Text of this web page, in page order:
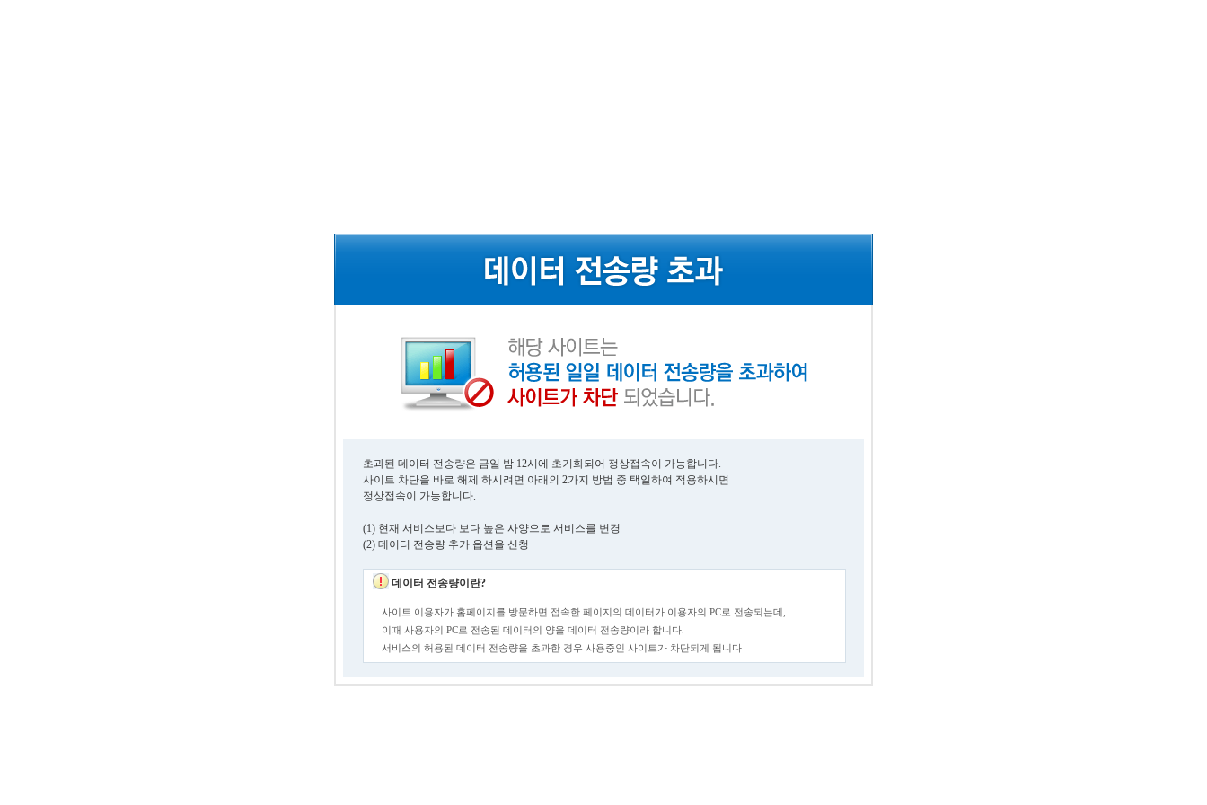
초과된 데이터 전송량은 금일 밤 12시에 초기화되어 정상접속이 가능합니다.
사이트 차단을 바로 해제 하시려면 아래의 2가지 방법 중 택일하여 적용하시면
정상접속이 가능합니다.
(1) 현재 서비스보다 보다 높은 사양으로 서비스를 변경
(2) 데이터 전송량 추가 옵션을 신청
데이터 전송량이란?
사이트 이용자가 홈페이지를 방문하면 접속한 페이지의 데이터가 이용자의 PC로 전송되는데,
이때 사용자의 PC로 전송된 데이터의 양을 데이터 전송량이라 합니다.
서비스의 허용된 데이터 전송량을 초과한 경우 사용중인 사이트가 차단되게 됩니다